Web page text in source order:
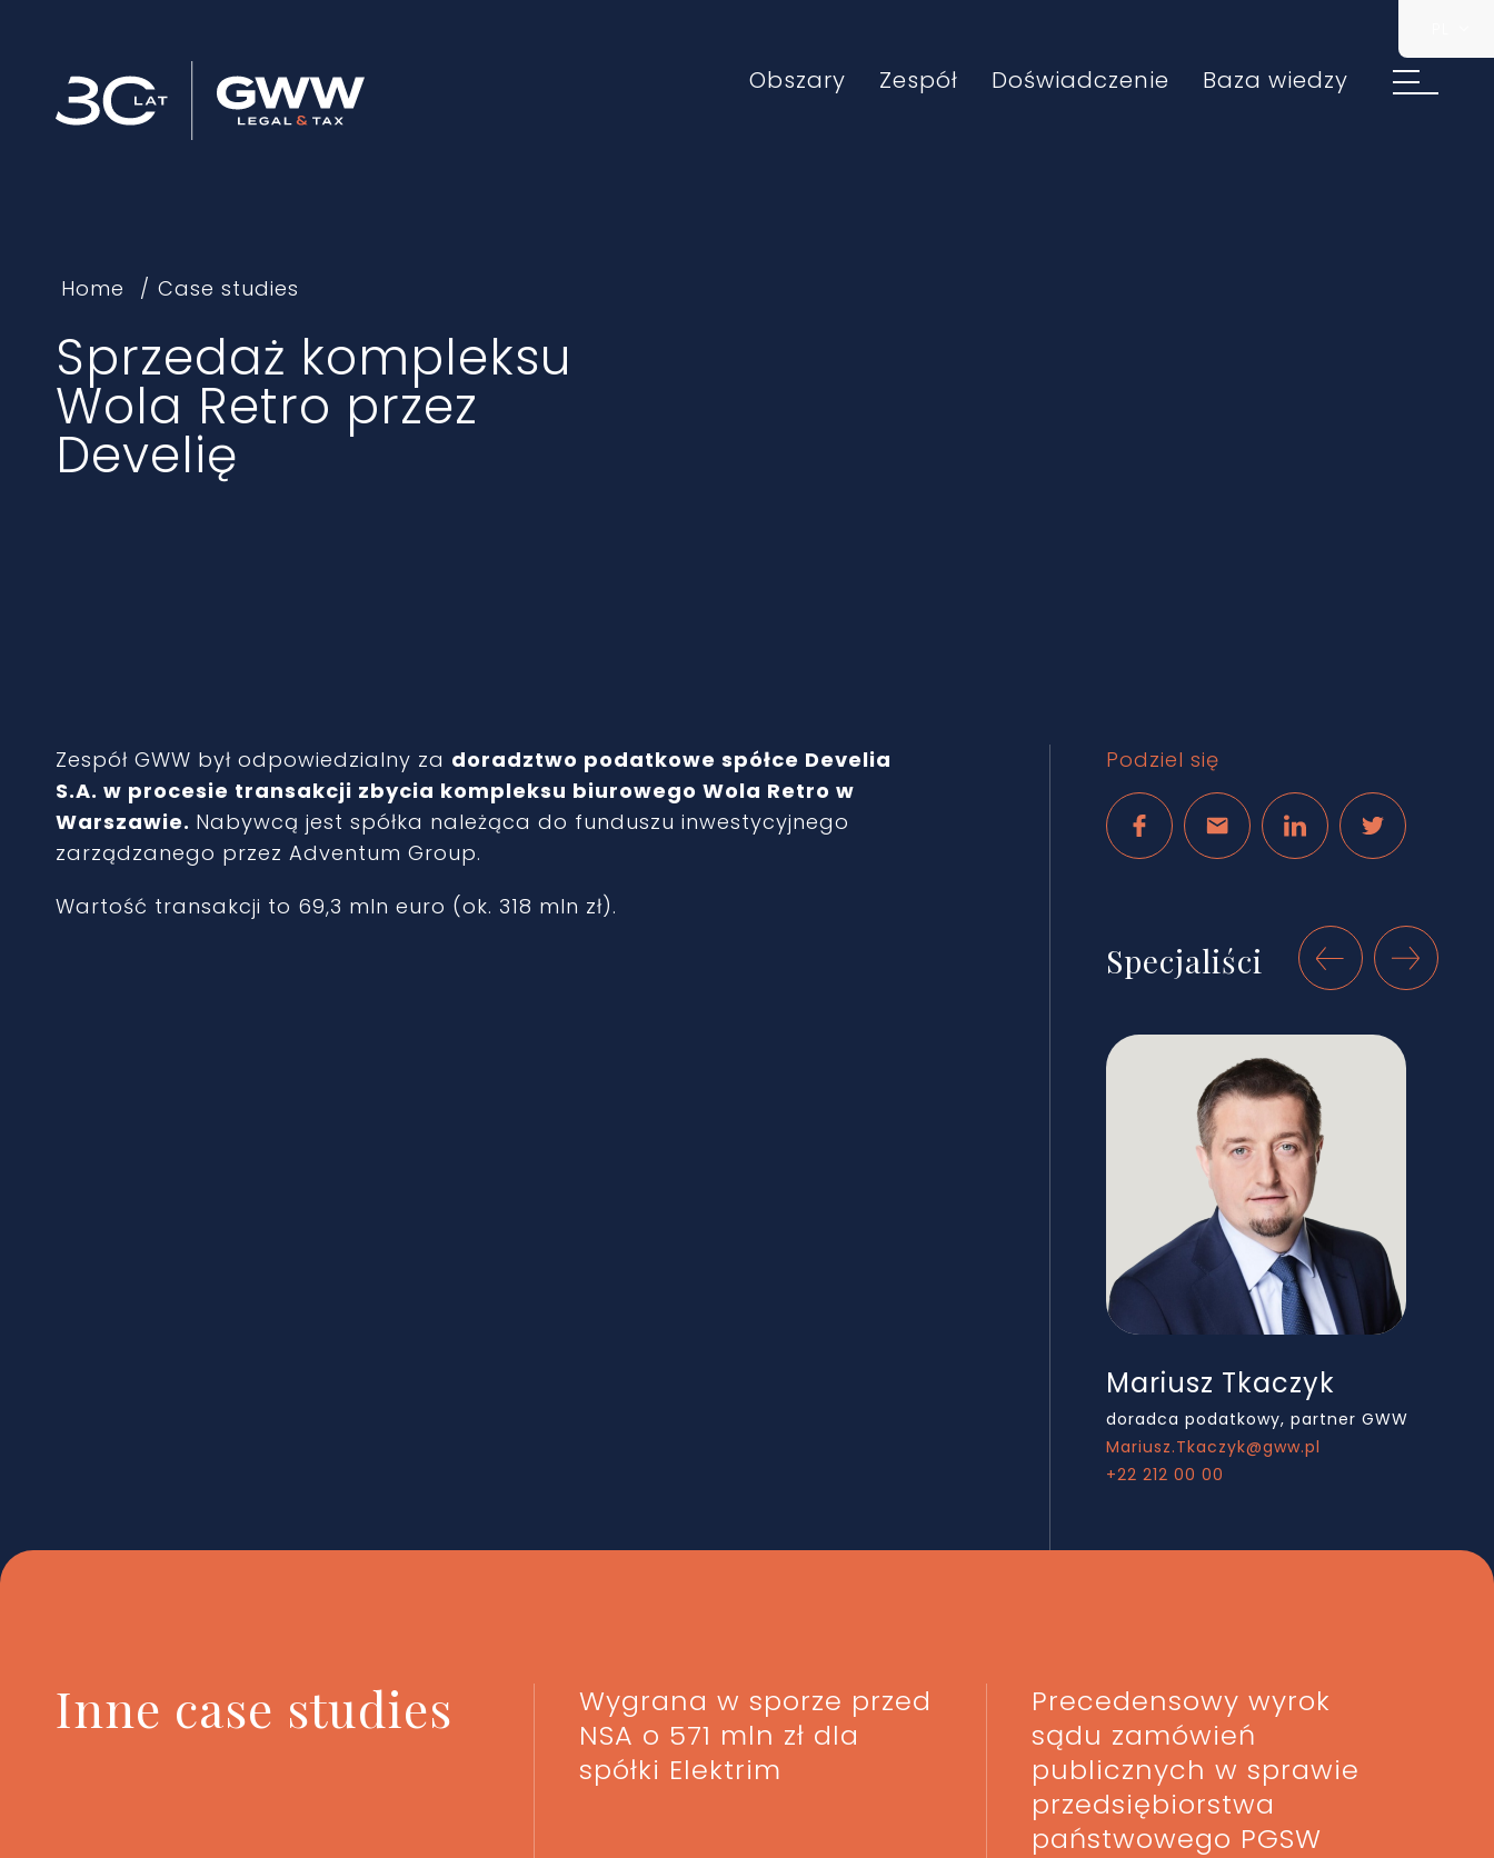
Obszary Zespół Doświadczenie Baza wiedzy
Home Case studies
Sprzedaż kompleksu
Wola Retro przez
Develię
Zespół GWW był odpowiedzialny za doradztwo podatkowe spółce Develia
S.A. w procesie transakcji zbycia kompleksu biurowego Wola Retro w
Warszawie. Nabywcą jest spółka należąca do funduszu inwestycyjnego
zarządzanego przez Adventum Group.
Wartość transakcji to 69,3 mln euro (ok. 318 mln zł).
Podziel się
Specjaliści
Mariusz Tkaczyk
doradca podatkowy, partner GWW
Mariusz.Tkaczyk@gww.pl
+22 212 00 00
Inne case studies
Wygrana w sporze przed
NSA o 571 mln zł dla
spółki Elektrim
Precedensowy wyrok
sądu zamówień
publicznych w sprawie
przedsiębiorstwa
państwowego PGSW